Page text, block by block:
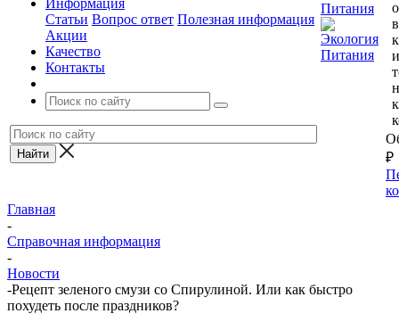
Информация
Статьи Вопрос ответ Полезная информация
Акции
Качество
Контакты
₽
Главная
-
Справочная информация
-
Новости
-Рецепт зеленого смузи со Спирулиной. Или как быстро
похудеть после праздников?